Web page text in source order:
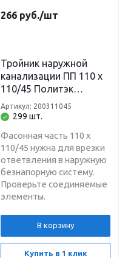
266 руб./шт
Тройник наружной
канализации ПП 110 х
110/45 Политэк
(рыжий)
299 шт.
Артикул: 200311045
Фасонная часть 110 х
110/45 нужна для врезки
ответвления в наружную
безнапорную систему.
Проверьте соединяемые
элементы.
В корзину
Купить в 1 клик